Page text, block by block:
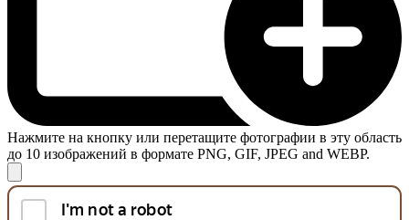
Нажмите на кнопку или перетащите фотографии в эту область
до 10 изображений в формате PNG, GIF, JPEG and WEBP.